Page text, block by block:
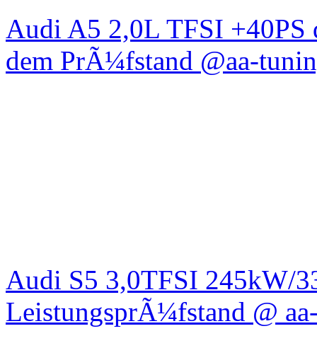
Audi A5 2,0L TFSI +40PS
dem PrÃ¼fstand @aa-
Audi S5 3,0TFSI 245kW/
LeistungsprÃ¼fstand @